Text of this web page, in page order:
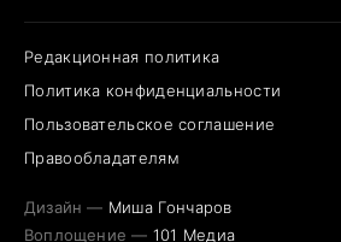
Редакционная политика
Политика конфиденциальности
Пользовательское соглашение
Правообладателям
Дизайн — Миша Гончаров
Воплощение — 101 Медиа